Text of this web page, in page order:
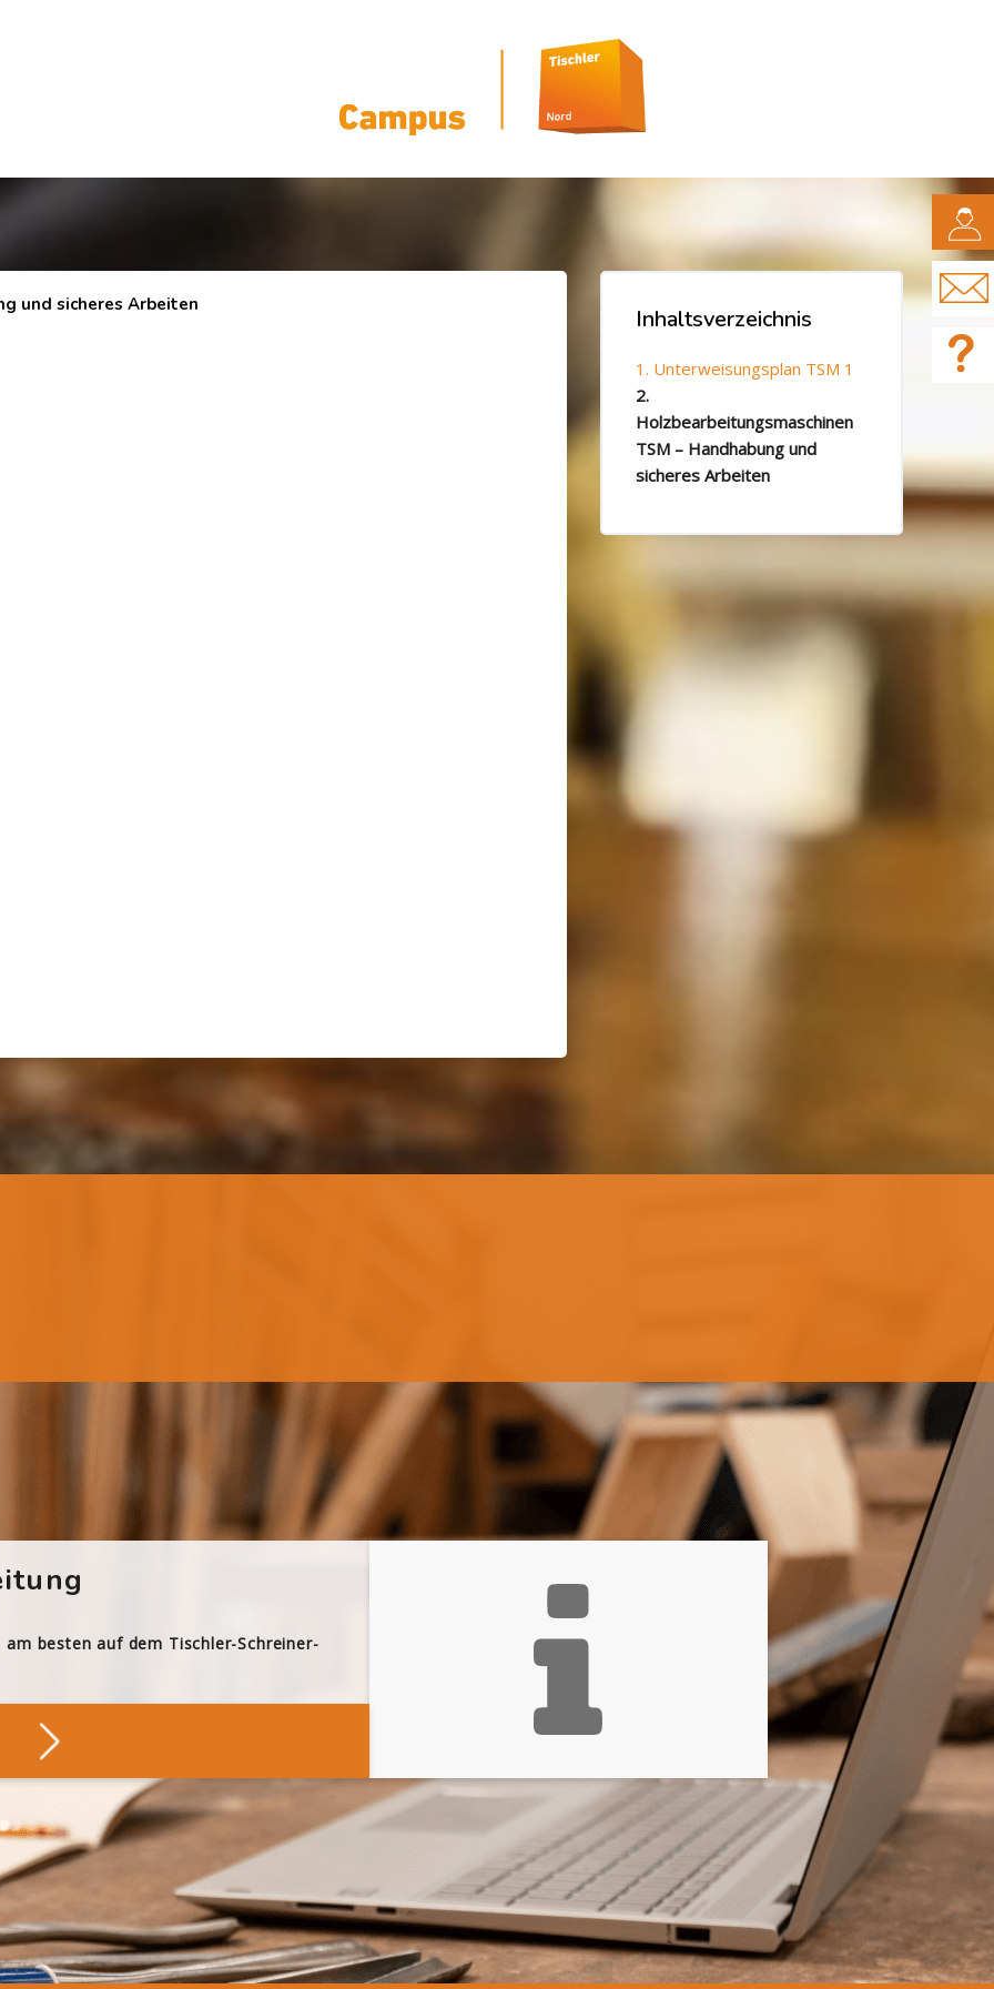
und sicheres Arbeiten
Inhaltsverzeichnis überspringen
Inhaltsverzeichnis
1. Unterweisungsplan TSM 1
2.
Holzbearbeitungsmaschinen
TSM – Handhabung und
sicheres Arbeiten
besten auf dem Tischler-Schreiner-